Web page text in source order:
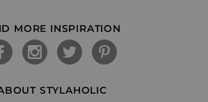
MORE INSPIRATION
STYLAHOLIC